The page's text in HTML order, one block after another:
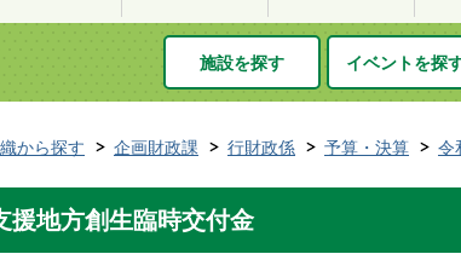
施設を探す イベントを探
から探す 企画財政課 行財政係 予算・決算 令
援地方創生臨時交付金